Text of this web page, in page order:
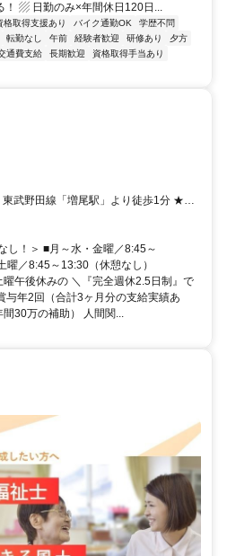
！ ▨ 日勤のみ×年間休日120日...
格取得支援あり バイク通勤OK
学歴不問
転勤なし 午前 経験者歓迎 研修あり
夕方
通費支給 長期歓迎
資格取得手当あり
車場あり）
し！＞ ■月～水・金曜／8:45～
／8:45～13:30（休憩なし）
午後休みの ＼『完全週休2.5日制』で
年2回（合計3ヶ月分の支給実績あ
30万の補助） 人間関...